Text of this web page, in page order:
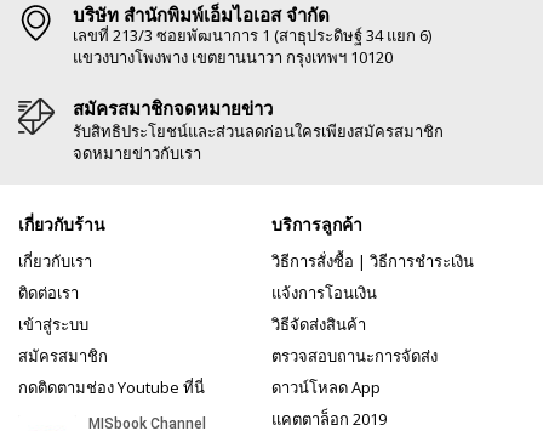
บริษัท สำนักพิมพ์เอ็มไอเอส จำกัด
เลขที่ 213/3 ซอยพัฒนาการ 1 (สาธุประดิษฐ์ 34 แยก 6)
แขวงบางโพงพาง เขตยานนาวา กรุงเทพฯ 10120
สมัครสมาชิกจดหมายข่าว
รับสิทธิประโยชน์และส่วนลดก่อนใครเพียงสมัครสมาชิก
จดหมายข่าวกับเรา
เกี่ยวกับร้าน
เกี่ยวกับเรา
ติดต่อเรา
เข้าสู่ระบบ
สมัครสมาชิก
กดติดตามช่อง Youtube ที่นี่
บริการลูกค้า
วิธีการสั่งซื้อ | วิธีการชำระเงิน
แจ้งการโอนเงิน
วิธีจัดส่งสินค้า
ตรวจสอบถานะการจัดส่ง
ดาวน์โหลด App
แคตตาล็อก 2019